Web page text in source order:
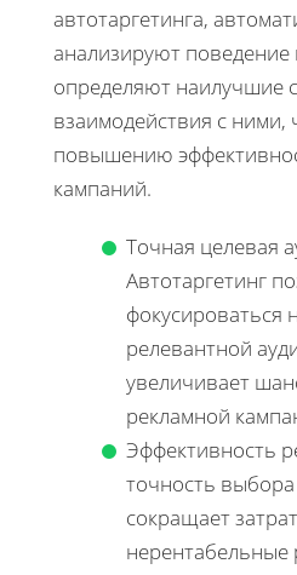
автотаргетинга,
анализируют поведение
определяют наилучшие
взаимодействия с ними,
повышению
кампаний.
Точная целевая
Автотаргетинг
фокусироваться
релевантной
увеличивает
рекламной
Эффективность
точность
сокращает
нерентабельные